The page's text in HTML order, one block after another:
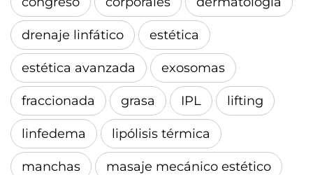
drenaje linfático estética
estética avanzada exosomas
fraccionada grasa IPL lifting
linfedema lipólisis térmica
manchas masaje mecánico estético